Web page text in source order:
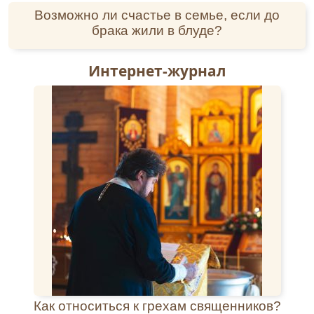
Преблагослове́нная Влады́чице, Присноде́во
Богоро́дице, Бо́га Сло́ва па́че вся́каго сло́ва на
спасе́ние на́ше ро́ждшая, и благода́ть Его́
я́вльшаяся Боже́ственных дарова́ний и чуде́с
приснотеку́щая река́, излива́ющая бла́гость
всем, с ве́рою к Тебе́ прибега́ющим!
Чудотво́рному Твоему́ о́бразу припа́дающе,
мо́лимся Тебе́, всеще́дрей Ма́тери
Человеколюби́ваго Влады́ки: удиви́ на нас
пребога́тыя ми́лости Твоя́, и проше́ния на́ша,
приноси́мыя Тебе́, Скоропослу́шнице, ускори́
испо́лнити, все, е́же на по́льзу во утеше́ние и
спасе́ние коему́ждо устроя́ющи. Посети́,
Преблага́я, рабы́ Твоя́ благода́тию Твое́ю,
пода́ждь неду́гующим цельбу́ и соверше́нное
здра́вие, обурева́емым тишину́, плене́нным
свобо́ду и разли́чными о́бразы стра́ждущих
уте́ши, изба́ви, всеми́лостивая Госпоже́, всяк
град и страну́ от гла́да, я́звы, тру́са, пото́па,
огня́, меча́ и ины́я ка́зни вре́менныя и ве́чныя,
Возможно ли счастье в семье, если до
брака жили в блуде?
Интернет-журнал
Как относиться к грехам священников?